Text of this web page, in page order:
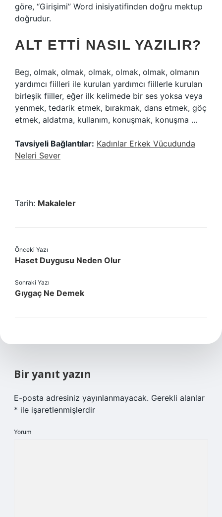
göre, “Girişimi” Word inisiyatifinden doğru mektup
doğrudur.
ALT ETTI NASIL YAZILIR?
Beg, olmak, olmak, olmak, olmak, olmak, olmanın
yardımcı fiilleri ile kurulan yardımcı fiillerle kurulan
birleşik fiiller, eğer ilk kelimede bir ses yoksa veya
yenmek, tedarik etmek, bırakmak, dans etmek, göç
etmek, aldatma, kullanım, konuşmak, konuşma …
Tavsiyeli Bağlantılar: Kadınlar Erkek Vücudunda
Neleri Sever
Tarih: Makaleler
Önceki Yazı
Haset Duygusu Neden Olur
Sonraki Yazı
Gıygaç Ne Demek
Bir yanıt yazın
E-posta adresiniz yayınlanmayacak. Gerekli alanlar
* ile işaretlenmişlerdir
Yorum